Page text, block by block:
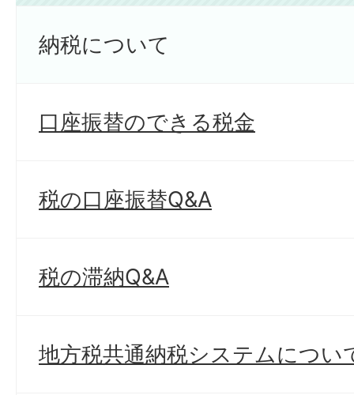
納税について
口座振替のできる税金
税の口座振替Q&A
税の滞納Q&A
地方税共通納税システムについ